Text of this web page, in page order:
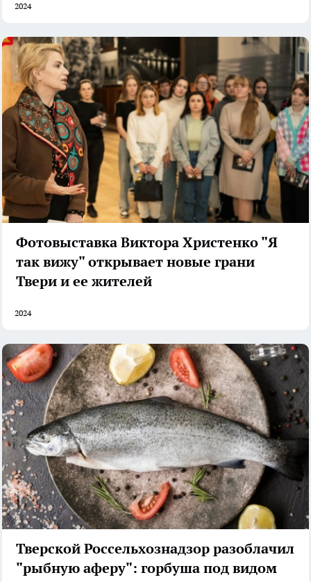
2024
Фотовыставка Виктора Христенко "Я
так вижу" открывает новые грани
Твери и ее жителей
2024
Тверской Россельхознадзор разоблачил
"рыбную аферу": горбуша под видом